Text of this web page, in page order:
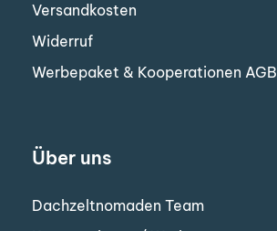
Versandkosten
Widerruf
Werbepaket & Kooperationen AGB
Über uns
Dachzeltnomaden Team